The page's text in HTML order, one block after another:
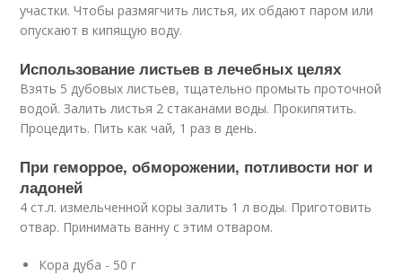
участки. Чтобы размягчить листья, их обдают паром или
опускают в кипящую воду.
Использование листьев в лечебных целях
Взять 5 дубовых листьев, тщательно промыть проточной
водой. Залить листья 2 стаканами воды. Прокипятить.
Процедить. Пить как чай, 1 раз в день.
При геморрое, обморожении, потливости ног и
ладоней
4 ст.л. измельченной коры залить 1 л воды. Приготовить
отвар. Принимать ванну с этим отваром.
Кора дуба - 50 г